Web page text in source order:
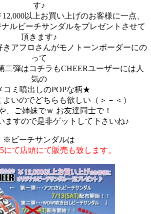
す♪
以上お買い上げのお客様に一点、
ルビーチサンダルをプレゼントさせて
頂きます♪
きアフロさんがモノトーンボーダーにの
って
二弾はコチラもCHEERユーザーには人
気の
コミ噴出しのPOPな柄★
いのでどちらも欲しい（＞－＜）
、ご姉妹でｗ お友達同士で！
ますので是非ゲットして下さいね♪
※ビーチサンダルは
にて店頭にて販売も致します。